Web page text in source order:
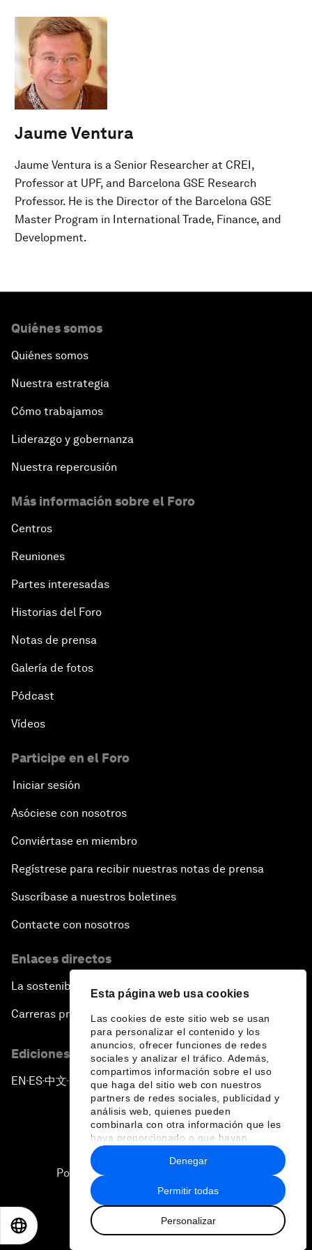
Esta página web usa cookies
Las cookies de este sitio web se usan
para personalizar el contenido y los
anuncios, ofrecer funciones de redes
sociales y analizar el tráfico. Además,
compartimos información sobre el uso
que haga del sitio web con nuestros
partners de redes sociales, publicidad y
análisis web, quienes pueden
combinarla con otra información que les
haya proporcionado o que hayan
recopilado a partir del uso que haya
hecho de sus servicios.
Permitir todas
Personalizar
Denegar
Jaume Ventura
Jaume Ventura is a Senior Researcher at CREI,
Professor at UPF, and Barcelona GSE Research
Professor. He is the Director of the Barcelona GSE
Master Program in International Trade, Finance, and
Development.
Quiénes somos
Quiénes somos
Nuestra estrategia
Cómo trabajamos
Liderazgo y gobernanza
Nuestra repercusión
Más información sobre el Foro
Centros
Reuniones
Partes interesadas
Historias del Foro
Notas de prensa
Galería de fotos
Pódcast
Vídeos
Participe en el Foro
Iniciar sesión
Asóciese con nosotros
Conviértase en miembro
Regístrese para recibir nuestras notas de prensa
Suscríbase a nuestros boletines
Contacte con nosotros
Enlaces directos
La sostenibilidad en el Foro
Carreras profesionales
Ediciones en otros idiomas
EN ▪ES▪中文▪ 日本語
Política de privacidad y normas de uso
Sitemap
2026 Foro Económico Mundial